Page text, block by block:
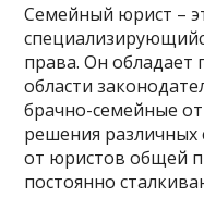
Семейный юрист –
права. Он обладает
области
брачно-семейные
решения различных
от юристов общей
постоянно